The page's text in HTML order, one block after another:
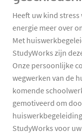
Heeft uw kind stress
energie meer over
Met
StudyWorks zijn
Onze persoonlijke
wegwerken van de
komende
gemotiveerd om
StudyWorks voor